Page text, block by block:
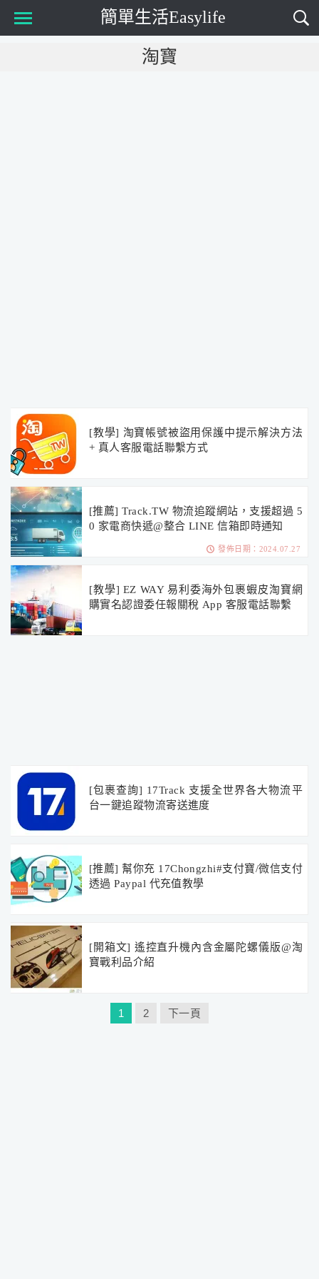
簡單生活Easylife
淘寶
[教學] 淘寶帳號被盜用保護中提示解決方法
+ 真人客服電話聯繫方式
[推薦] Track.TW 物流追蹤網站，支援超過 5
0 家電商快遞@整合 LINE 信箱即時通知
發佈日期：2024.07.27
[教學] EZ WAY 易利委海外包裹蝦皮淘寶網
購實名認證委任報關稅 App 客服電話聯繫
[包裹查詢] 17Track 支援全世界各大物流平
台一鍵追蹤物流寄送進度
[推薦] 幫你充 17Chongzhi#支付寶/微信支付
透過 Paypal 代充值教學
[開箱文] 遙控直升機內含金屬陀螺儀版@淘
寶戰利品介紹
1 2 下一頁